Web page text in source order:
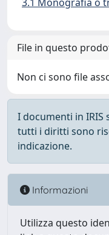
File in questo
Non ci sono file
I documenti in
tutti i diritti sono
indicazione.
Informazioni
Utilizza questo